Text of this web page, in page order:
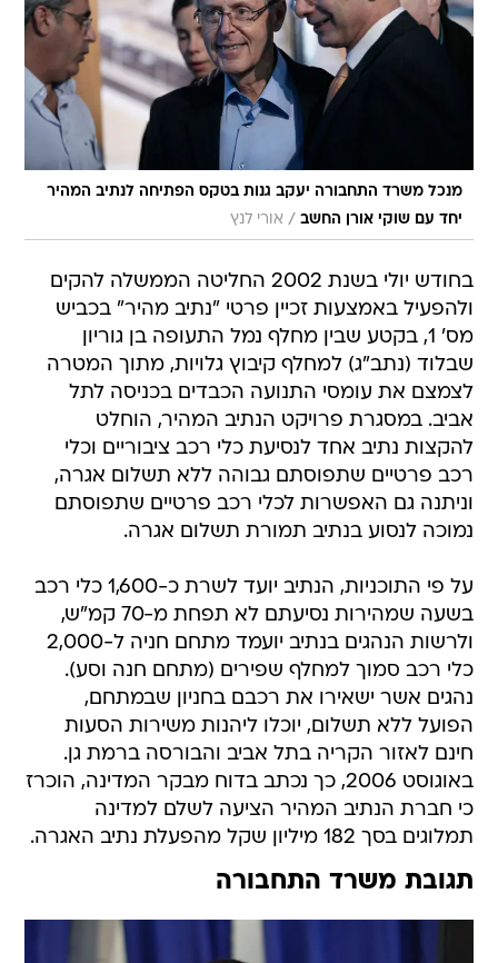
מנכל משרד התחבורה יעקב גנות בטקס הפתיחה לנתיב המהיר
יחד עם שוקי אורן החשב / אורי לנץ
בחודש יולי בשנת 2002 החליטה הממשלה להקים
ולהפעיל באמצעות זכיין פרטי "נתיב מהיר" בכביש
מס' 1, בקטע שבין מחלף נמל התעופה בן גוריון
שבלוד (נתב"ג) למחלף קיבוץ גלויות, מתוך המטרה
לצמצם את עומסי התנועה הכבדים בכניסה לתל
אביב. במסגרת פרויקט הנתיב המהיר, הוחלט
להקצות נתיב אחד לנסיעת כלי רכב ציבוריים וכלי
רכב פרטיים שתפוסתם גבוהה ללא תשלום אגרה,
וניתנה גם האפשרות לכלי רכב פרטיים שתפוסתם
נמוכה לנסוע בנתיב תמורת תשלום אגרה.
על פי התוכניות, הנתיב יועד לשרת כ-1,600 כלי רכב
בשעה שמהירות נסיעתם לא תפחת מ-70 קמ"ש,
ולרשות הנהגים בנתיב יועמד מתחם חניה ל-2,000
כלי רכב סמוך למחלף שפירים (מתחם חנה וסע).
נהגים אשר ישאירו את רכבם בחניון שבמתחם,
הפועל ללא תשלום, יוכלו ליהנות משירות הסעות
חינם לאזור הקריה בתל אביב והבורסה ברמת גן.
באוגוסט 2006, כך נכתב בדוח מבקר המדינה, הוכרז
כי חברת הנתיב המהיר הציעה לשלם למדינה
תמלוגים בסך 182 מיליון שקל מהפעלת נתיב האגרה.
תגובת משרד התחבורה